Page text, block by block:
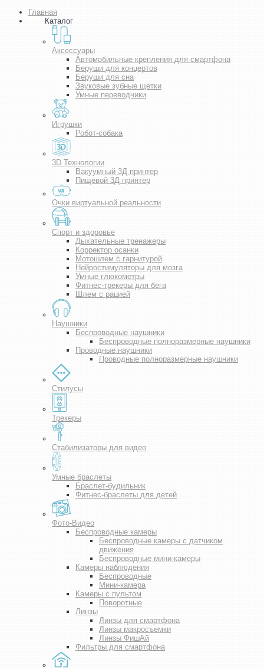
Главная
Каталог
Аксессуары
Автомобильные крепления для смартфона
Беруши для концертов
Беруши для сна
Звуковые зубные щетки
Умные переводчики
Игрушки
Робот-собака
3D Технологии
Вакуумный 3Д принтер
Пищевой 3Д принтер
Очки виртуальной реальности
Спорт и здоровье
Дыхательные тренажеры
Корректор осанки
Мотошлем с гарнитурой
Нейростимуляторы для мозга
Умные глюкометры
Фитнес-трекеры для бега
Шлем с рацией
Наушники
Беспроводные наушники
Беспроводные полноразмерные наушники
Проводные наушники
Проводные полноразмерные наушники
Стилусы
Трекеры
Стабилизаторы для видео
Умные браслеты
Браслет-будильник
Фитнес-браслеты для детей
Фото-Видео
Беспроводные камеры
Беспроводные камеры с датчиком
движения
Беспроводные мини-камеры
Камеры наблюдения
Беспроводные
Мини-камера
Камеры с пультом
Поворотные
Линзы
Линзы для смартфона
Линзы макросъемки
Линзы ФишАй
Фильтры для смартфона